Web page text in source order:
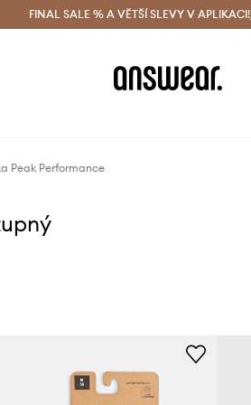
(od 1800 Kč) Doručení i do 24 h
FINAL SALE % A VĚTŠÍ SLEVY V APLIKACI!
Peak Performance